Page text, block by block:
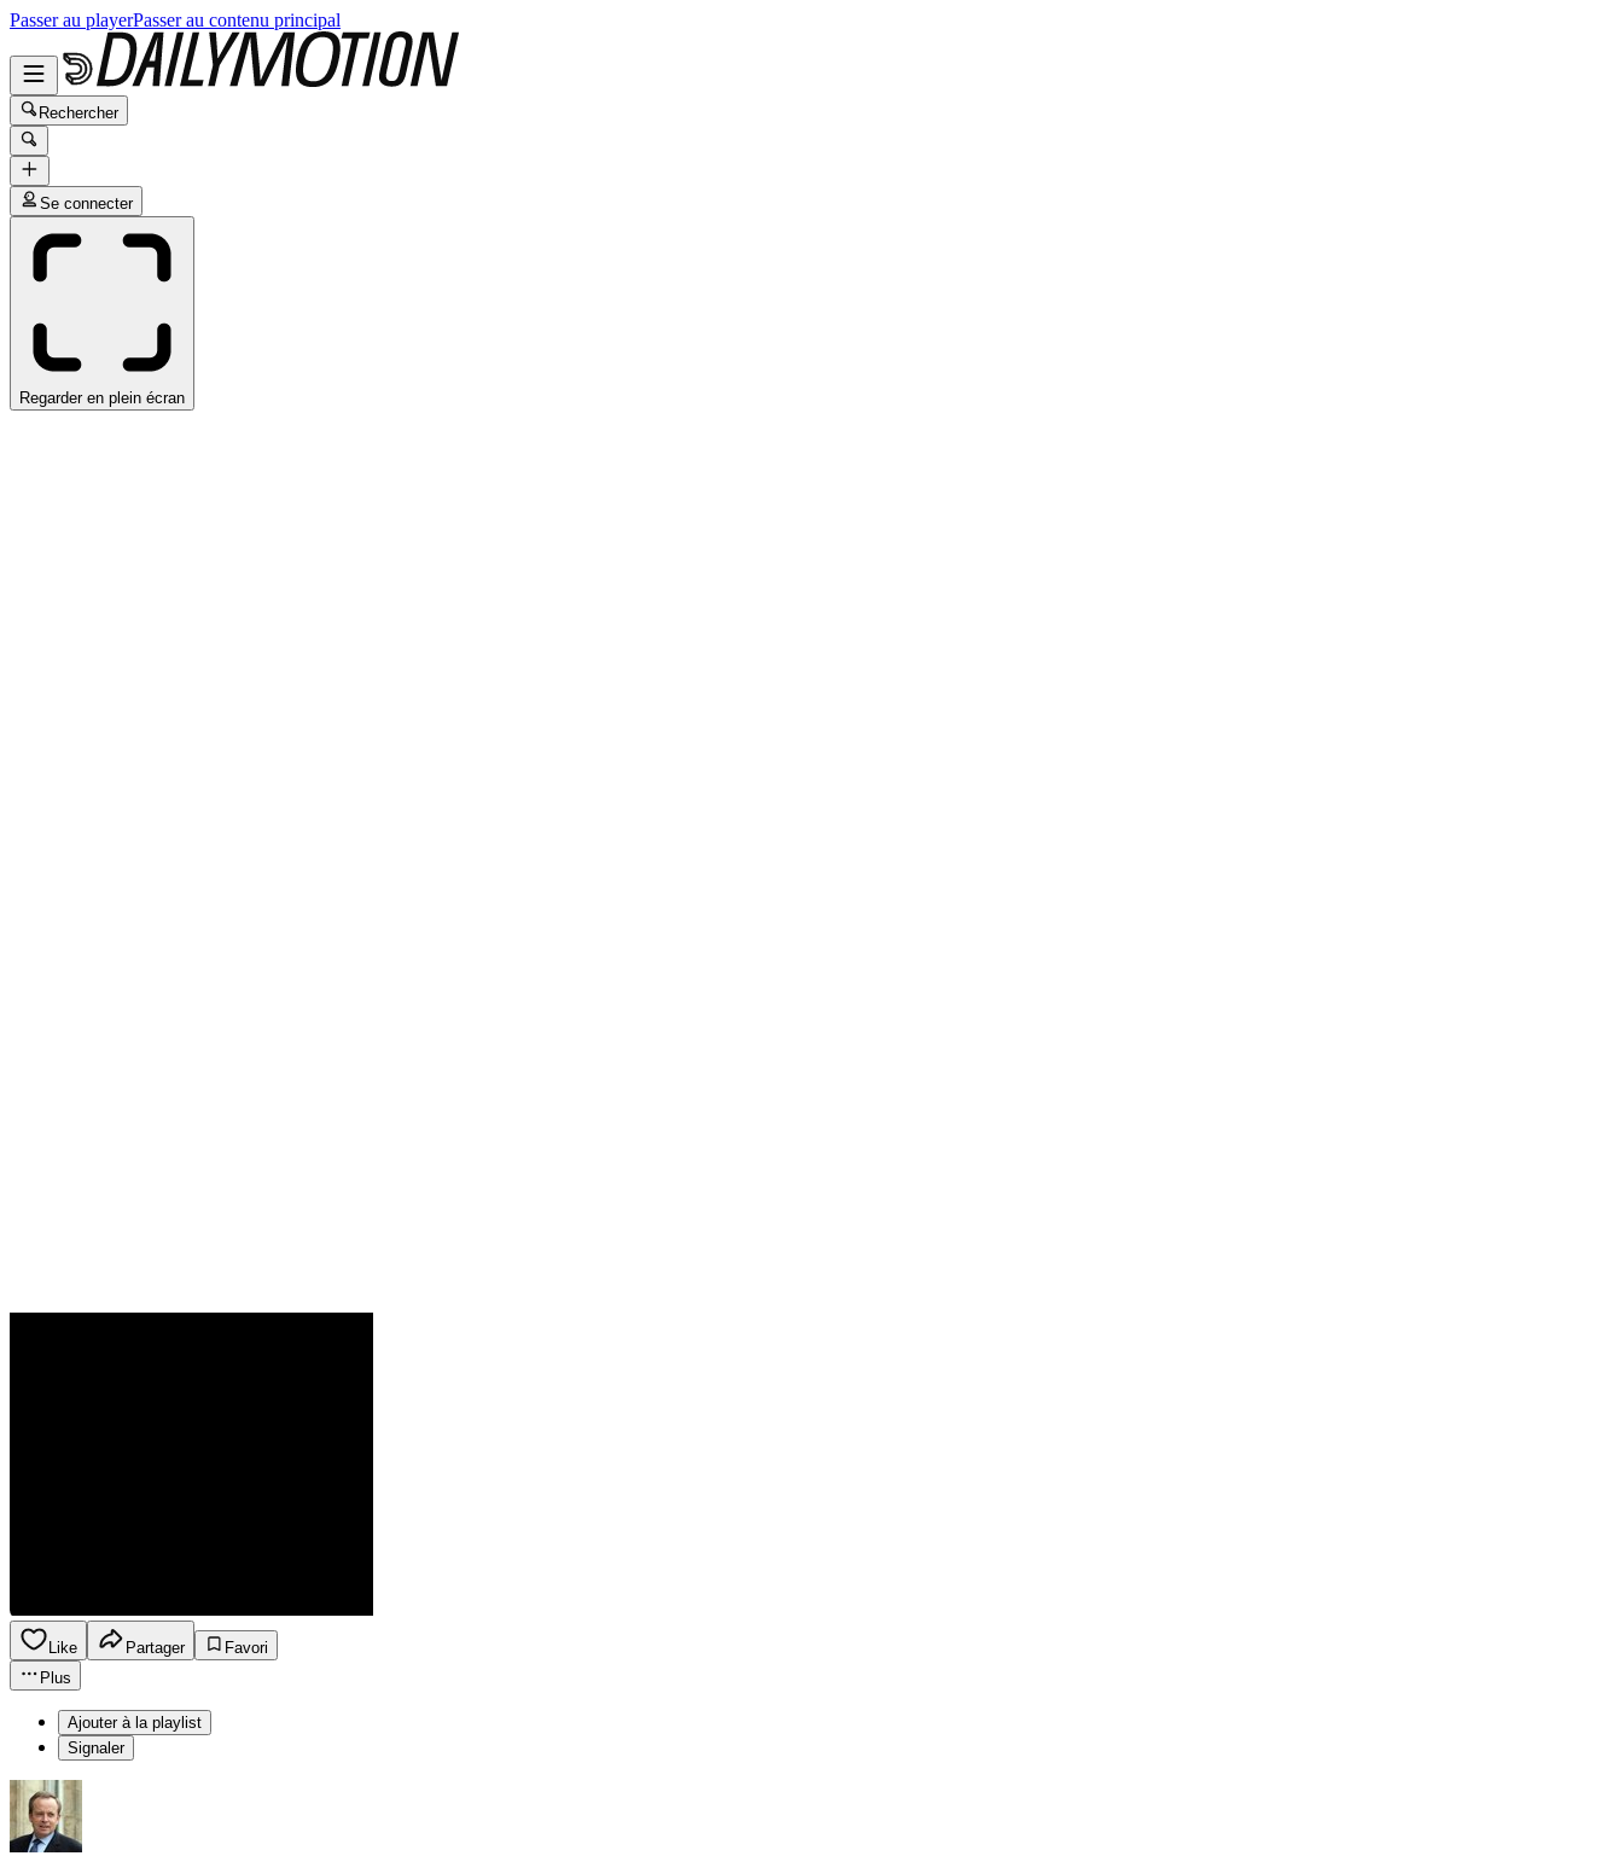
Passer au playerPasser au contenu principal
Rechercher
Se connecter
Regarder en plein écran
Like Partager
Favori
Plus
Ajouter à la playlist
Signaler